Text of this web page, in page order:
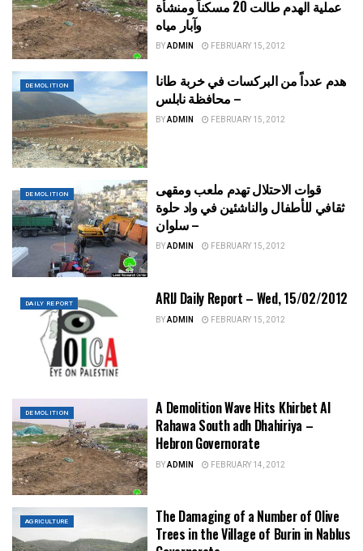
عملية الهدم طالت 20 مسكناً ومنشأة
وآبار مياه
BYADMIN FEBRUARY 15, 2012
DEMOLITION
هدم عدداً من البركسات في خربة طانا
– محافظة نابلس
BYADMIN FEBRUARY 15, 2012
DEMOLITION
قوات الاحتلال تهدم ملعب ومقهى
ثقافي للأطفال والناشئين في واد حلوة
– سلوان
BYADMIN FEBRUARY 15, 2012
DAILY REPORT ARIJ Daily Report – Wed, 15/02/2012
BYADMIN FEBRUARY 15, 2012
DEMOLITION
A Demolition Wave Hits Khirbet Al
Rahawa South adh Dhahiriya –
Hebron Governorate
BYADMIN FEBRUARY 14, 2012
AGRICULTURE
The Damaging of a Number of Olive
Trees in the Village of Burin in Nablus